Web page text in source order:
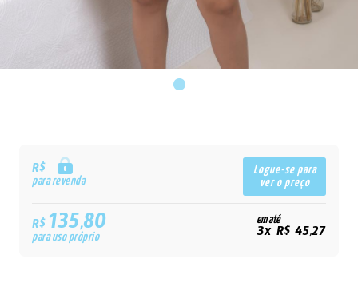
R$
para revenda
Logue-se para
ver o preço
R$135,80
para uso próprio
em até
3x R$ 45,27